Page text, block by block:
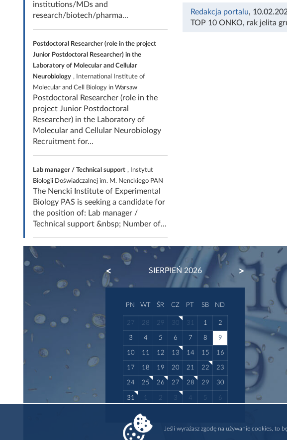
institutions/MDs and
research/biotech/pharma...
Postdoctoral Researcher (role in the project
Junior Postdoctoral Researcher) in the
Laboratory of Molecular and Cellular
Neurobiology , International Institute of
Molecular and Cell Biology in Warsaw
Postdoctoral Researcher (role in the
project Junior Postdoctoral
Researcher) in the Laboratory of
Molecular and Cellular Neurobiology
Recruitment for...
Lab manager / Technical support , Instytut
Biologii Doświadczalnej im. M. Nenckiego PAN
The Nencki Institute of Experimental
Biology PAS is seeking a candidate for
the position of: Lab manager /
Technical support &nbsp; Number of...
Redakcja portalu,
TOP 10 ONKO, rak jelita
SIERPIEŃ 2026
PREVIOUS NEXT
PN WT ŚR CZ PT SB ND
27 28 29 30 31 1 2
3 4 5 6 7 8 9
10 11 12 13 14 15 16
17 18 19 20 21 22 23
24 25 26 27 28 29 30
31 1 2 3 4 5 6
Jeśli wyrażasz zgodę na używanie cookies, to